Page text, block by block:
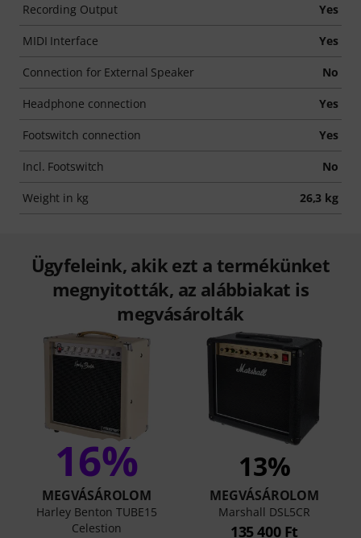
Recording Output Yes
MIDI Interface Yes
Connection for External Speaker No
Headphone connection Yes
Footswitch connection Yes
Incl. Footswitch No
Weight in kg 26,3 kg
Ügyfeleink, akik ezt a termékünket
megnyitották, az alábbiakat is
megvásárolták
16%
MEGVÁSÁROLOM
Harley Benton TUBE15
Celestion
13%
MEGVÁSÁROLOM
Marshall DSL5CR
135 400 Ft